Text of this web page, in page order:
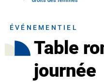
ÉVÉNEMENTIEL
Table
journée